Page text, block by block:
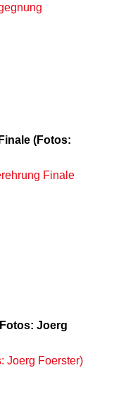
(Fotos:
Finale
Joerg
Joerg Foerster)